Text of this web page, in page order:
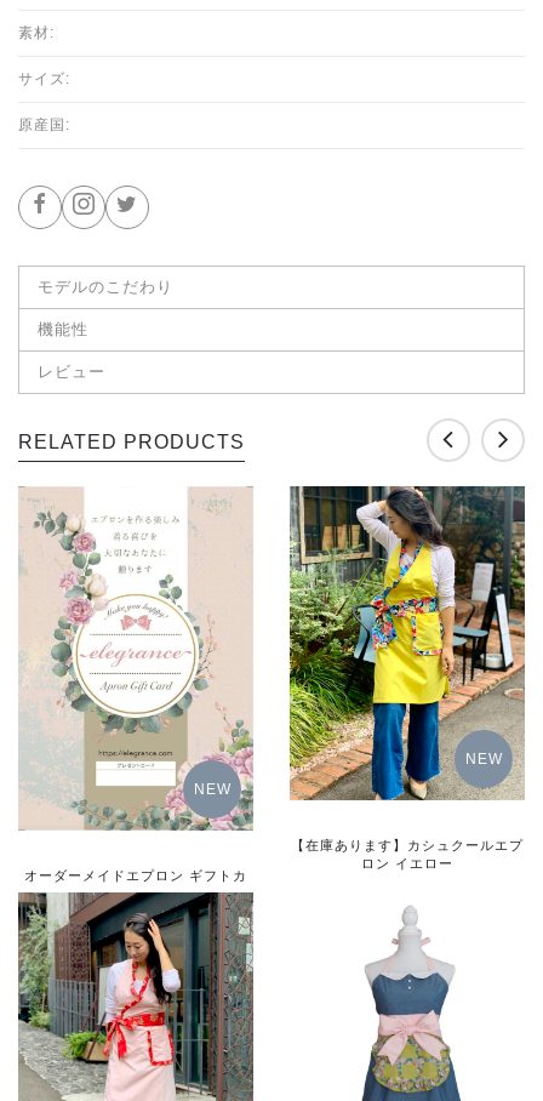
素材:
サイズ:
原産国:
モデルのこだわり
機能性
レビュー
RELATED PRODUCTS
NEW
オーダーメイドエプロン ギフトカ
ード
15,500円（税込）
詳細をみる
NEW
【在庫あります】カシュクールエプ
ロン イエロー
8,000円（税別）
詳細をみる